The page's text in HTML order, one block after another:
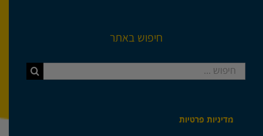
חיפוש באתר
חיפוש...
מדיניות פרטיות